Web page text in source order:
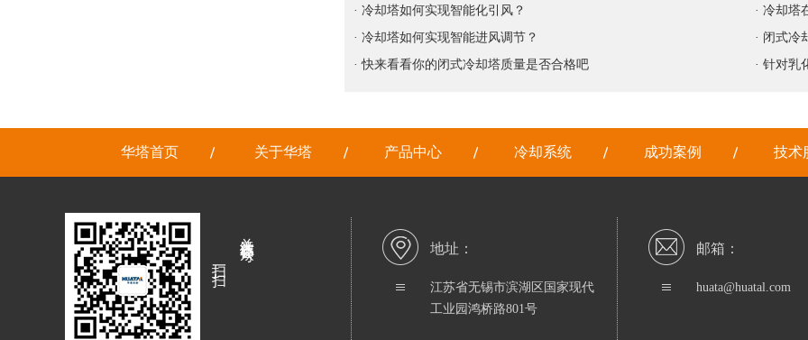
· 冷却塔如何实现智能化引风？
· 冷却塔
· 冷却塔如何实现智能进风调节？
· 闭式冷
· 快来看看你的闭式冷却塔质量是否合格吧
· 针对乳
华塔首页 关于华塔 产品中心 冷却系统 成功案例 技术
地址：
江苏省无锡市滨湖区国家现代
工业园鸿桥路801号
邮箱：
huata@huatal.com